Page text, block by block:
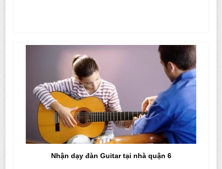
Nhận dạy đàn Guitar tại nhà quận 6